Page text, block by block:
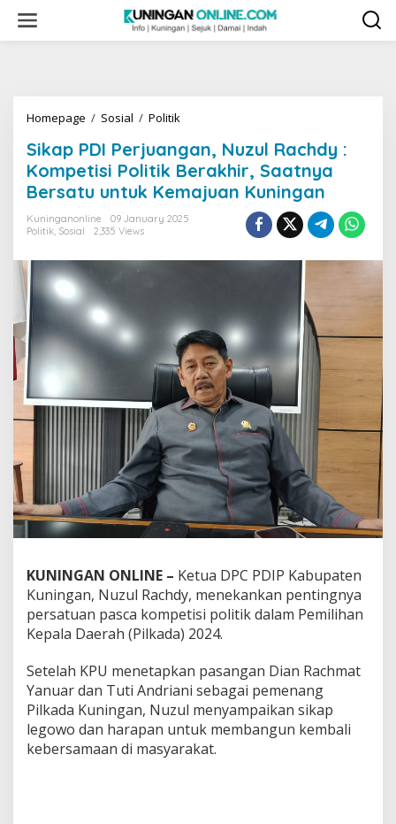
content
Homepage / Sosial / Politik
Perjuangan,
Nuzul
Rachdy
:
Kompetisi
Saatnya
Kuningan
Sikap PDI Perjuangan, Nuzul Rachdy :
Kompetisi Politik Berakhir, Saatnya
Bersatu untuk Kemajuan Kuningan
Kuninganonline
09 January 2025
Politik, Sosial 2,335 Views
KUNINGAN ONLINE – Ketua DPC PDIP Kabupaten
Kuningan, Nuzul Rachdy, menekankan pentingnya
persatuan pasca kompetisi politik dalam Pemilihan
Kepala Daerah (Pilkada) 2024.
Setelah KPU menetapkan pasangan Dian Rachmat
Yanuar dan Tuti Andriani sebagai pemenang
Pilkada Kuningan, Nuzul menyampaikan sikap
legowo dan harapan untuk membangun kembali
kebersamaan di masyarakat.